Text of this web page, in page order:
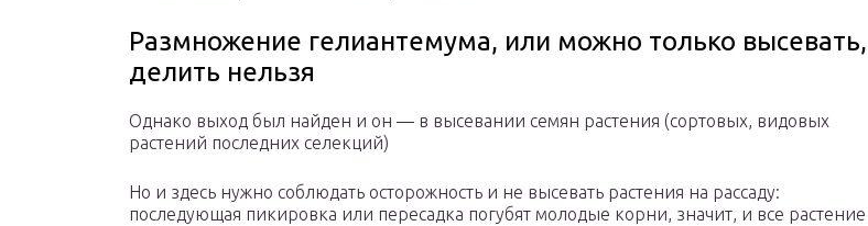
Размножение гелиантемума, или можно только высевать,
делить нельзя
Однако выход был найден и он — в высевании семян растения (сортовых, видовых
растений последних селекций)
Но и здесь нужно соблюдать осторожность и не высевать растения на рассаду:
последующая пикировка или пересадка погубят молодые корни, значит, и все растение